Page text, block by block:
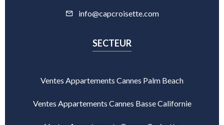
info@capcroisette.com
SECTEUR
Ventes Appartements Cannes Palm Beach
Ventes Appartements Cannes Basse Californie